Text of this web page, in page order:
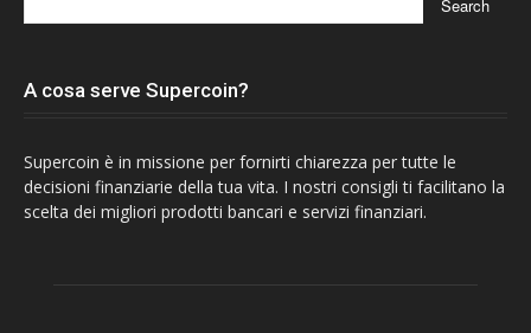
A cosa serve Supercoin?
Supercoin è in missione per fornirti chiarezza per tutte le
decisioni finanziarie della tua vita. I nostri consigli ti facilitano la
scelta dei migliori prodotti bancari e servizi finanziari.